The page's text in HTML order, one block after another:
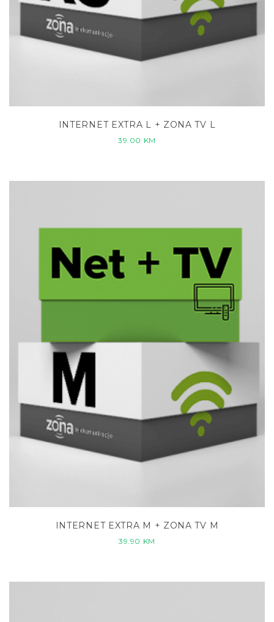
INTERNET EXTRA L + ZONA TV L
39.00 KM
INTERNET EXTRA M + ZONA TV M
39.90 KM